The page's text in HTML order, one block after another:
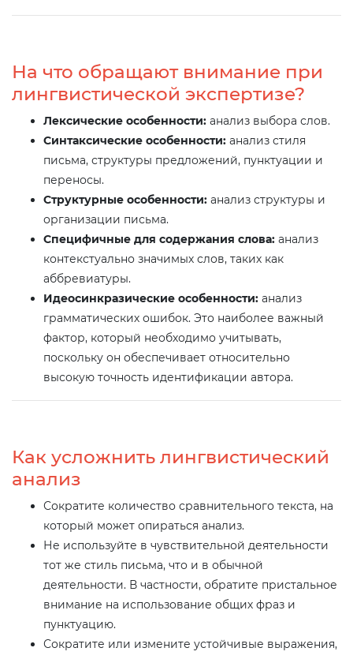
На что обращают внимание при
лингвистической экспертизе?
Лексические особенности: анализ выбора слов.
Синтаксические особенности: анализ стиля
письма, структуры предложений, пунктуации и
переносы.
Структурные особенности: анализ структуры и
организации письма.
Специфичные для содержания слова: анализ
контекстуально значимых слов, таких как
аббревиатуры.
Идеосинкразические особенности: анализ
грамматических ошибок. Это наиболее важный
фактор, который необходимо учитывать,
поскольку он обеспечивает относительно
высокую точность идентификации автора.
Как усложнить лингвистический
анализ
Сократите количество сравнительного текста, на
который может опираться анализ.
Не используйте в чувствительной деятельности
тот же стиль письма, что и в обычной
деятельности. В частности, обратите пристальное
внимание на использование общих фраз и
пунктуацию.
Сократите или измените устойчивые выражения,